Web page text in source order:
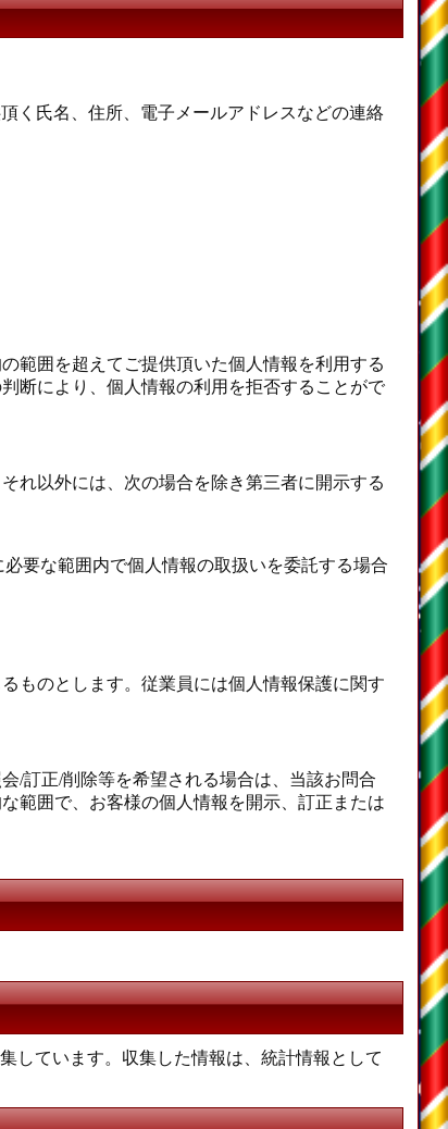
氏名、住所、電子メールアドレスなどの連絡
範囲を超えてご提供頂いた個人情報を利用する
断により、個人情報の利用を拒否することがで
れ以外には、次の場合を除き第三者に開示する
要な範囲内で個人情報の取扱いを委託する場合
ものとします。従業員には個人情報保護に関す
/訂正/削除等を希望される場合は、当該お問合
範囲で、お客様の個人情報を開示、訂正または
ています。収集した情報は、統計情報として